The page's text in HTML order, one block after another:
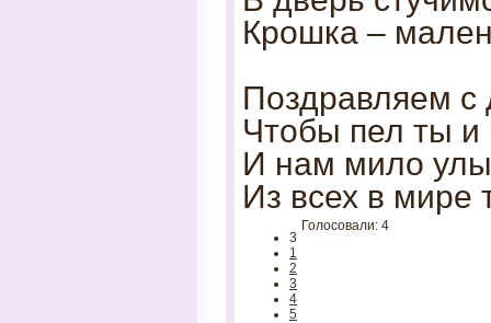
Крошка –
Поздравляем
Чтобы пел ты и
И нам мило
Из всех в мире
3
1
2
3
4
5
Голосовали: 4